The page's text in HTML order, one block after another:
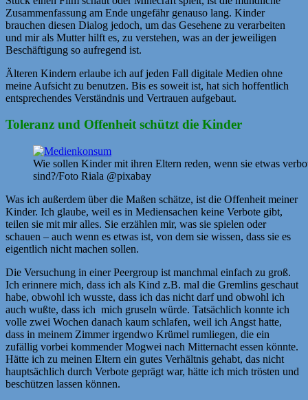
Zusammenfassung am Ende ungefähr genauso lang. Kinder
brauchen diesen Dialog jedoch, um das Gesehene zu verarbeiten
und mir als Mutter hilft es, zu verstehen, was an der jeweiligen
Beschäftigung so aufregend ist.
Älteren Kindern erlaube ich auf jeden Fall digitale Medien ohne
meine Aufsicht zu benutzen. Bis es soweit ist, hat sich hoffentlich
entsprechendes Verständnis und Vertrauen aufgebaut.
Toleranz und Offenheit schützt die Kinder
Wie sollen Kinder mit ihren Eltern reden, wenn sie etwas
sind?/Foto Riala @pixabay
Was ich außerdem über die Maßen schätze, ist die Offenheit meiner
Kinder. Ich glaube, weil es in Mediensachen keine Verbote gibt,
teilen sie mit mir alles. Sie erzählen mir, was sie spielen oder
schauen – auch wenn es etwas ist, von dem sie wissen, dass sie es
eigentlich nicht machen sollen.
Die Versuchung in einer Peergroup ist manchmal einfach zu groß.
Ich erinnere mich, dass ich als Kind z.B. mal die Gremlins geschaut
habe, obwohl ich wusste, dass ich das nicht darf und obwohl ich
auch wußte, dass ich mich gruseln würde. Tatsächlich konnte ich
volle zwei Wochen danach kaum schlafen, weil ich Angst hatte,
dass in meinem Zimmer irgendwo Krümel rumliegen, die ein
zufällig vorbei kommender Mogwei nach Mitternacht essen könnte.
Hätte ich zu meinen Eltern ein gutes Verhältnis gehabt, das nicht
hauptsächlich durch Verbote geprägt war, hätte ich mich trösten und
beschützen lassen können.